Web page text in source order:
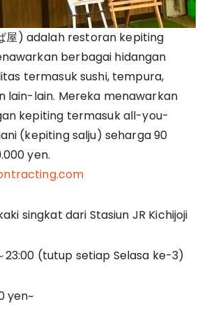
屋) adalah restoran kepiting
berbagai hidangan
termasuk sushi, tempura,
lain-lain. Mereka menawarkan
kepiting termasuk all-you-
(kepiting salju) seharga 90
yen.
singkat dari Stasiun JR Kichijoji
23:00 (tutup setiap Selasa ke-3)
yen~